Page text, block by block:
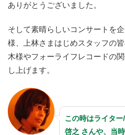
ありがとうございました。
そして素晴らしいコンサートを
様、上林さまはじめスタッフの
木様やフォーライフレコードの
し上げます。
この時はライタ
啓之 さんや、当